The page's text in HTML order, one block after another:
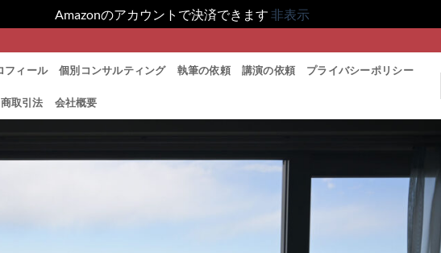
Amazonのアカウントで決済できます 非表示
フィール 個別コンサルティング 執筆の依頼 講演の依頼 プライバシーポリシー
取引法 会社概要